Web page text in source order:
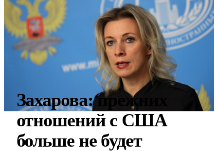
Захарова: прежних
отношений с США
больше не будет